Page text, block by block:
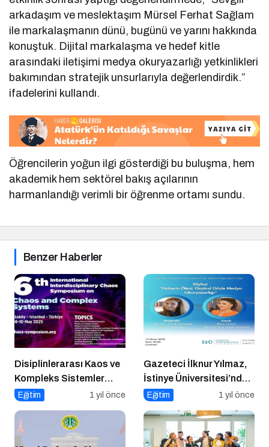
arkadaşım ve meslektaşım Mürsel Ferhat Sağlam
ile markalaşmanın dünü, bugünü ve yarını hakkında
konuştuk. Dijital markalaşma ve hedef kitle
arasındaki iletişimi medya okuryazarlığı yetkinlikleri
bakımından stratejik unsurlarıyla değerlendirdik.”
ifadelerini kullandı.
Öğrencilerin yoğun ilgi gösterdiği bu buluşma, hem
akademik hem sektörel bakış açılarının
harmanlandığı verimli bir öğrenme ortamı sundu.
Benzer Haberler
Disiplinlerarası Kaos ve
Kompleks Sistemler
Sempozyumu İçin Geri
Eğitim 1 yıl önce
Gazeteci İlknur Yılmaz,
İstinye Üniversitesi’nde
Dijital Medya
Konuğu Oldu
Eğitim 1 yıl önce